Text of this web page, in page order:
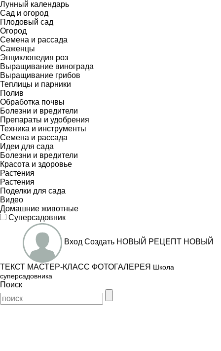
Лунный календарь
Сад и огород
Плодовый сад
Огород
Семена и рассада
Саженцы
Энциклопедия роз
Выращивание винограда
Выращивание грибов
Теплицы и парники
Полив
Обработка почвы
Болезни и вредители
Препараты и удобрения
Техника и инструменты
Семена и рассада
Идеи для сада
Болезни и вредители
Красота и здоровье
Растения
Растения
Поделки для сада
Видео
Домашние животные
Суперсадовник
Вход Создать НОВЫЙ РЕЦЕПТ НОВЫЙ
ТЕКСТ МАСТЕР-КЛАСС ФОТОГАЛЕРЕЯ Школа
суперсадовника
Поиск